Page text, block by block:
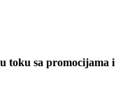
toku sa promocijama i